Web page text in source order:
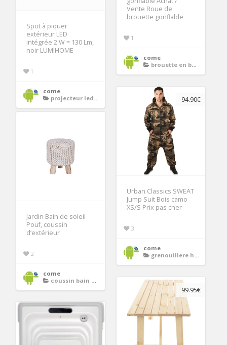
Vente Roue de
brouette gonflable
1
come
brouette en bois
Spot à piquer
extérieur LED
intégrée 2 W = 130 Lm,
noir LUMIHOME
1
come
projecteur led piscine
94.90€
Urban Classics SWEAT
Jump Suit Bois camo
XS/S Prix pas cher
3
come
grenouillere homme
Jardin Bain de soleil
Pouf, coussin
d’extérieur
2
come
coussin bain de soleil
99.95€